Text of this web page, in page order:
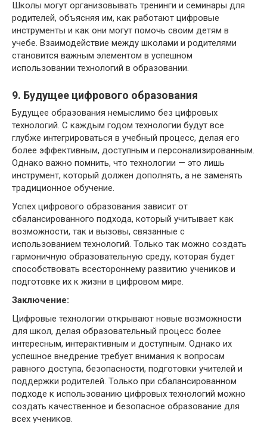
Школы могут организовывать тренинги и семинары для
родителей, объясняя им, как работают цифровые
инструменты и как они могут помочь своим детям в
учебе. Взаимодействие между школами и родителями
становится важным элементом в успешном
использовании технологий в образовании.
9. Будущее цифрового образования
Будущее образования немыслимо без цифровых
технологий. С каждым годом технологии будут все
глубже интегрироваться в учебный процесс, делая его
более эффективным, доступным и персонализированным.
Однако важно помнить, что технологии — это лишь
инструмент, который должен дополнять, а не заменять
традиционное обучение.
Успех цифрового образования зависит от
сбалансированного подхода, который учитывает как
возможности, так и вызовы, связанные с
использованием технологий. Только так можно создать
гармоничную образовательную среду, которая будет
способствовать всестороннему развитию учеников и
подготовке их к жизни в цифровом мире.
Заключение:
Цифровые технологии открывают новые возможности
для школ, делая образовательный процесс более
интересным, интерактивным и доступным. Однако их
успешное внедрение требует внимания к вопросам
равного доступа, безопасности, подготовки учителей и
поддержки родителей. Только при сбалансированном
подходе к использованию цифровых технологий можно
создать качественное и безопасное образование для
всех учеников.